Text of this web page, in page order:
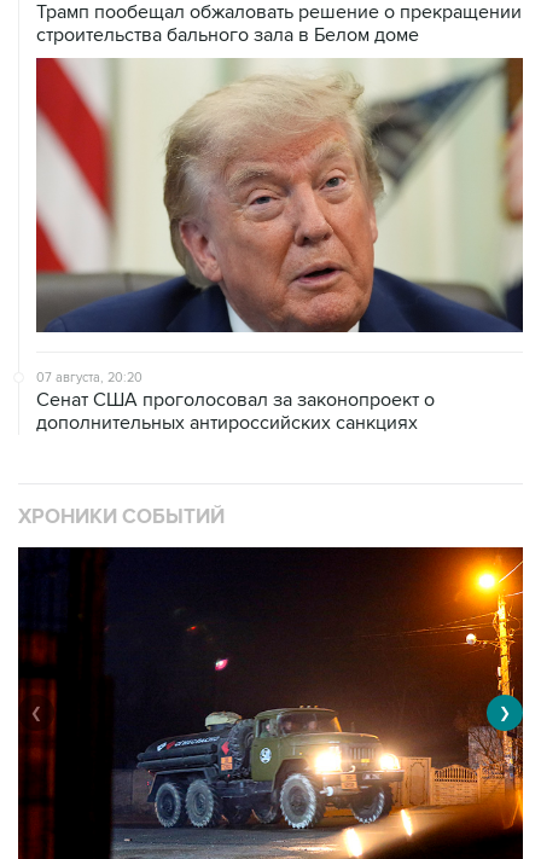
07 августа, 20:20
дополнительных антироссийских санкциях
Военная операция на Украине
❮ ❯